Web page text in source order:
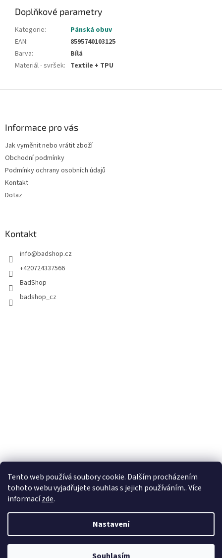
Tento web používá soubory cookie. Dalším procházením
tohoto webu vyjadřujete souhlas s jejich používáním.. Více
informacízde.
Nastavení
Doplňkové parametry
Kategorie:
Pánská obuv
EAN:
8595740103125
Barva:
Bílá
Materiál - svršek: Textile + TPU
Informace pro vás
Jak vyměnit nebo vrátit zboží
Obchodní podmínky
Podmínky ochrany osobních údajů
Kontakt
Dotaz
Kontakt
info@badshop.cz
+420724337566
BadShop
badshop_cz
Copyright 2026BadShop. Všechna práva vyhrazena.Upravit